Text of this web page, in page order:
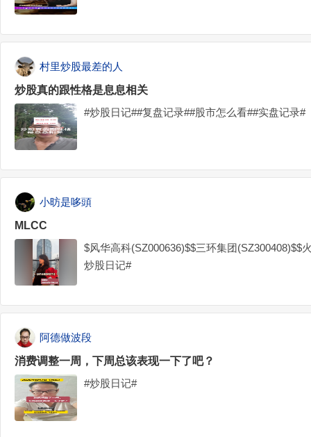
村里炒股最差的人
炒股真的跟性格是息息相关
#炒股日记##复盘记录##股市怎么看##实盘记录#
小昉是哆頭
MLCC
$风华高科(SZ000636)$$三环集团(SZ300408)$$
炒股日记#
阿德做波段
消费调整一周，下周总该表现一下了吧？
#炒股日记#